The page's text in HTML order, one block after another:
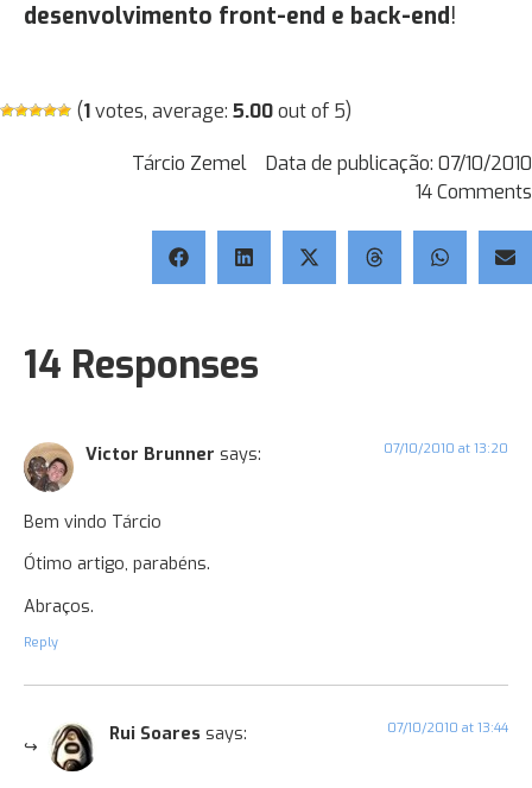
desenvolvimento front-end e back-end!
(1votes, average: 5.00out of 5)
Tárcio Zemel Data de publicação: 07/10/2010
14 Comments
14 Responses
Victor Brunner says: 07/10/2010 at 13:20
Bem vindo Tárcio
Ótimo artigo, parabéns.
Abraços.
Reply
Rui Soares says: 07/10/2010 at 13:44